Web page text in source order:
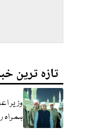
تازہ ترین
وزیر